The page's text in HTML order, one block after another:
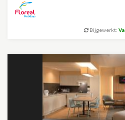
Bijgewerkt: